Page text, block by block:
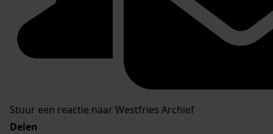
Stuur een reactie naar Westfries Archief
Delen